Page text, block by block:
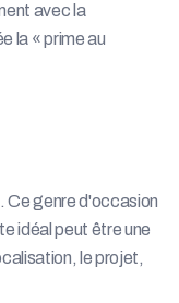
avec la
la « prime au
Ce genre d'occasion
idéal peut être une
le projet,